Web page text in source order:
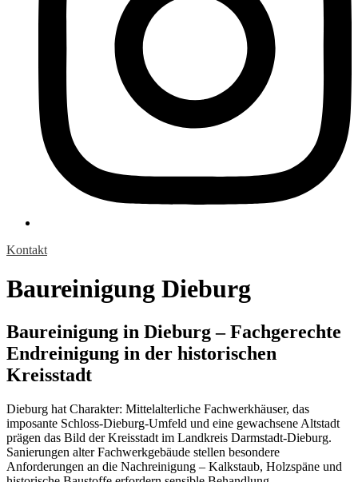
Kontakt
Baureinigung Dieburg
Baureinigung in Dieburg – Fachgerechte
Endreinigung in der historischen
Kreisstadt
Dieburg hat Charakter: Mittelalterliche Fachwerkhäuser, das
imposante Schloss-Dieburg-Umfeld und eine gewachsene Altstadt
prägen das Bild der Kreisstadt im Landkreis Darmstadt-Dieburg.
Sanierungen alter Fachwerkgebäude stellen besondere
Anforderungen an die Nachreinigung – Kalkstaub, Holzspäne und